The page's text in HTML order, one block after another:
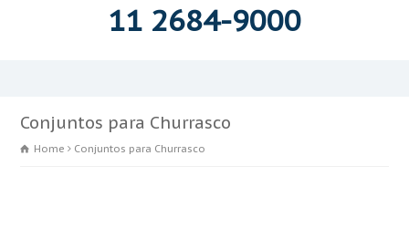
11 2684-9000
Conjuntos para Churrasco
Home Conjuntos para Churrasco